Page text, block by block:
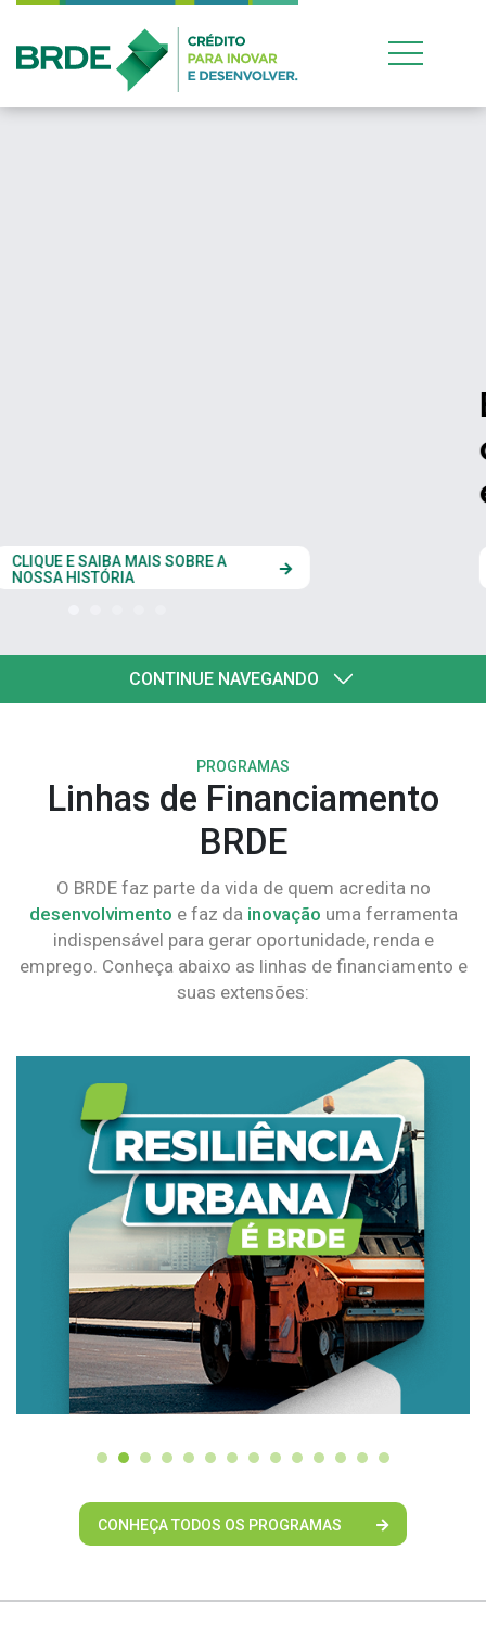
CLIQUE AQUI
CONTINUE NAVEGANDO
PROGRAMAS
Linhas de Financiamento
BRDE
O BRDE faz parte da vida de quem acredita no
desenvolvimento e faz da inovação uma ferramenta
indispensável para gerar oportunidade, renda e
emprego. Conheça abaixo as linhas de financiamento e
suas extensões:
CONHEÇA TODOS OS PROGRAMAS